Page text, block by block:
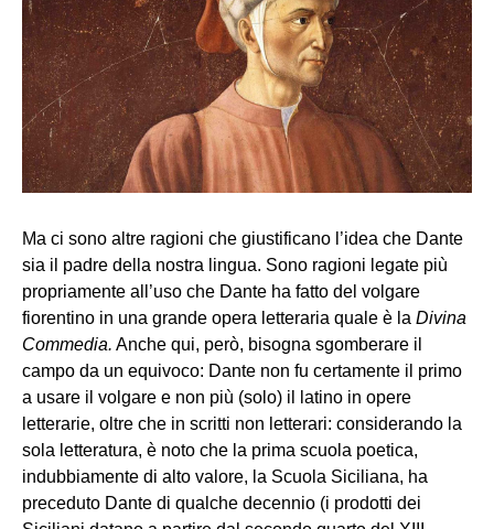
Ma ci sono altre ragioni che giustificano l’idea che Dante
sia il padre della nostra lingua. Sono ragioni legate più
propriamente all’uso che Dante ha fatto del volgare
fiorentino in una grande opera letteraria quale è la Divina
Commedia. Anche qui, però, bisogna sgomberare il
campo da un equivoco: Dante non fu certamente il primo
a usare il volgare e non più (solo) il latino in opere
letterarie, oltre che in scritti non letterari: considerando la
sola letteratura, è noto che la prima scuola poetica,
indubbiamente di alto valore, la Scuola Siciliana, ha
preceduto Dante di qualche decennio (i prodotti dei